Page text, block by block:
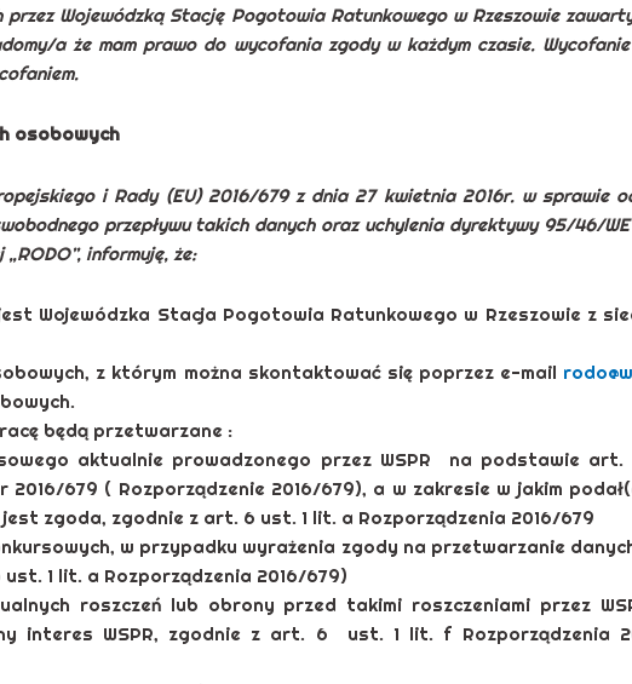
Wojewódzką Stację Pogotowia Ratunkowego w Rzeszowie
a że mam prawo do wycofania zgody w każdym czasie.
osobowych
i Rady (EU) 2016/679 z dnia 27 kwietnia 2016r. w sprawie
przepływu takich danych oraz uchylenia dyrektywy 95/46/
informuję, że:
Wojewódzka Stacja Pogotowia Ratunkowego w Rzeszowie z
z którym można skontaktować się poprzez e-mail
będą przetwarzane :
aktualnie prowadzonego przez WSPR na podstawie
679 ( Rozporządzenie 2016/679), a w zakresie w jakim
zgoda, zgodnie z art. 6 ust. 1 lit. a Rozporządzenia 2016/679
w przypadku wyrażenia zgody na przetwarzanie
1 lit. a Rozporządzenia 2016/679)
roszczeń lub obrony przed takimi roszczeniami przez
interes WSPR, zgodnie z art. 6 ust. 1 lit. f Rozporządzenia